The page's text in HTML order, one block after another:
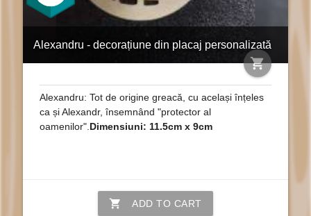
Alexandru - decorațiune din placaj personalizată
shopping_cart
Alexandru: Tot de origine greacă, cu același înțeles
ca și Alexandr, însemnând "protector al
oamenilor". Dimensiuni: 11.5cm x 9cm
shopping_cart ADD TO CART